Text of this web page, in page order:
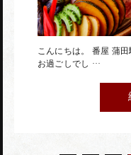
こんにちは。 番屋 蒲
お過ごしでし ···